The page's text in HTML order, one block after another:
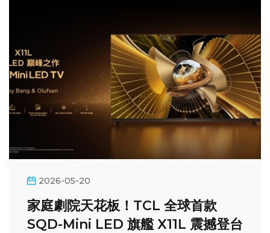
2026-05-20
家庭劇院天花板！TCL 全球首款
SQD-Mini LED 旗艦 X11L 震撼登台